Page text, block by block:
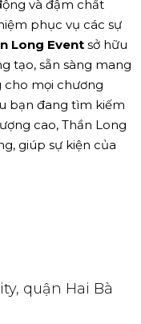
và đậm chất
phục vụ các sự
Long Event sở hữu
tạo, sẵn sàng mang
cho mọi chương
bạn đang tìm kiếm
cao, Thần Long
giúp sự kiện của
quận Hai Bà